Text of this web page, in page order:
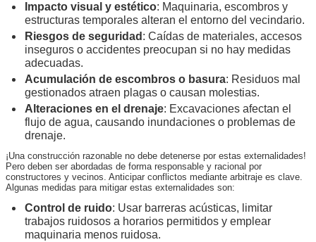
Impacto visual y estético: Maquinaria, escombros y
estructuras temporales alteran el entorno del vecindario.
Riesgos de seguridad : Caídas de materiales, accesos
inseguros o accidentes preocupan si no hay medidas
adecuadas.
Acumulación de escombros o basura: Residuos mal
gestionados atraen plagas o causan molestias.
Alteraciones en el drenaje: Excavaciones afectan el
flujo de agua, causando inundaciones o problemas de
drenaje.
¡Una construcción razonable no debe detenerse por estas externalidades!
Pero deben ser abordadas de forma responsable y racional por
constructores y vecinos. Anticipar conflictos mediante arbitraje es clave.
Algunas medidas para mitigar estas externalidades son:
Control de ruido: Usar barreras acústicas, limitar
trabajos ruidosos a horarios permitidos y emplear
maquinaria menos ruidosa.